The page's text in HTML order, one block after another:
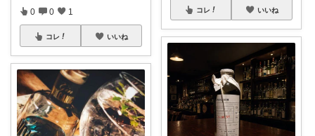
0 0 1
コレ いいね
コレ いいね